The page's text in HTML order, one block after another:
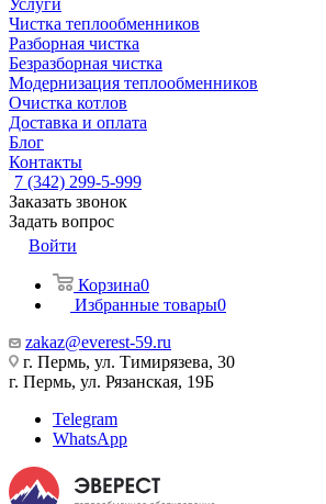
Услуги
Чистка теплообменников
Разборная чистка
Безразборная чистка
Модернизация теплообменников
Очистка котлов
Доставка и оплата
Блог
Контакты
7 (342) 299-5-999
Заказать звонок
Задать вопрос
Войти
Корзина0
Избранные товары0
zakaz@everest-59.ru
г. Пермь, ул. Тимирязева, 30
г. Пермь, ул. Рязанская, 19Б
Telegram
WhatsApp